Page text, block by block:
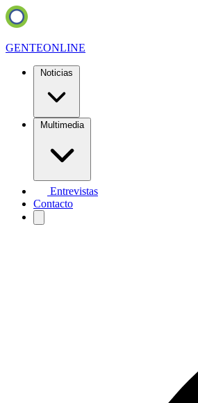
GENTEONLINE
Noticias
Multimedia
Entrevistas
Contacto